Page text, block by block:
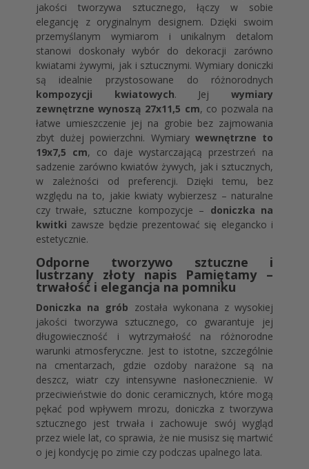
jakości tworzywa sztucznego, łączy w sobie
elegancję z oryginalnym designem. Dzięki swoim
przemyślanym wymiarom i unikalnym detalom
stanowi doskonały wybór do dekoracji zarówno
kwiatami żywymi, jak i sztucznymi. Wymiary doniczki
są idealnie przystosowane do różnorodnych
kompozycji kwiatowych. Jejwymiary
zewnętrzne wynoszą 27x11,5 cm, co pozwala na
łatwe umieszczenie jej na grobie bez zajmowania
zbyt dużej powierzchni. Wymiary wewnętrzne to
19x7,5 cm, co daje wystarczającą przestrzeń na
sadzenie zarówno kwiatów żywych, jak i sztucznych,
w zależności od preferencji. Dzięki temu, bez
względu na to, jakie kwiaty wybierzesz – naturalne
czy trwałe, sztuczne kompozycje – doniczka na
kwitki zawsze będzie prezentować się elegancko i
estetycznie.
Odporne tworzywo sztuczne i
lustrzany złoty napis Pamiętamy –
trwałość i elegancja na pomniku
Doniczka na grób została wykonana z wysokiej
jakości tworzywa sztucznego, co gwarantuje jej
długowieczność i wytrzymałość na różnorodne
warunki atmosferyczne. Jest to istotne, szczególnie
na cmentarzach, gdzie ozdoby narażone są na
deszcz, wiatr czy intensywne nasłonecznienie. W
przeciwieństwie do donic ceramicznych, które mogą
pękać pod wpływem mrozu, doniczka z tworzywa
sztucznego jest trwała i zachowuje swój wygląd
przez wiele lat, co sprawia, że nie musisz się martwić
o jej kondycję po zimie czy podczas upalnego lata.